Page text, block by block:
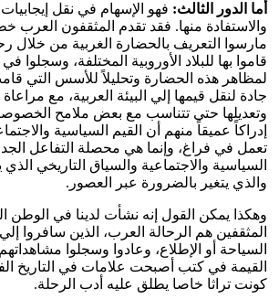
أما الدور الثالث: فهو الإسهام في نقل
والاستفادة منها. فقد تقدم المثقفون
مارسوا التعريف بالحضارة الغربية من خلال
قاموا بها للبلاد الأوروبية المختلفة‏، وسجلوا
لمظاهر هذه الحضارة وتحليلاً للأسس التي
جادة لنقل قيمها إلي البيئة العربية‏، مع مراعاة
وتعديلها حتى تتناسب مع بعض ملامح
إدراكاً عميقاً منهم أن القيم السياسية
تعمل في فراغ، وإنما هي محصلة التفاعل
السياسية والاجتماعية والسياق التاريخي الذي
والذي يتغير بالضرورة عبر العصور.‏
وهكذا يمكن القول إنه نشأت لدينا في الوطن
المثقفين هم الرحالة العرب‏، الذين سافروا
السياحة أو الإطلاع‏،‏ وعادوا وسجلوا
القيمة في كتب أصبحت علامات في التاريخ
كونت تراثا خاصا يطلق عليه أدب الرحلة.‏